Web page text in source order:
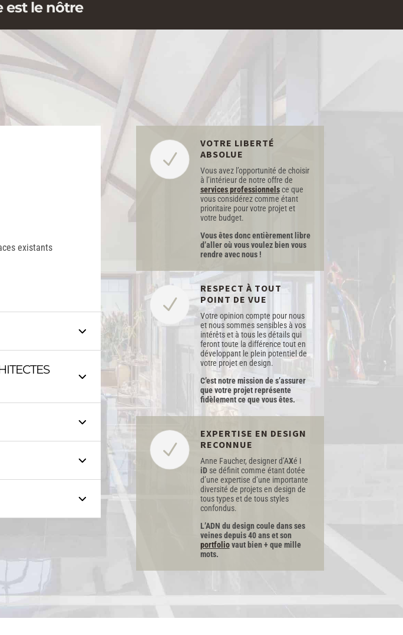
est le nôtre
existants
N
VOTRE LIBERTÉ
ABSOLUE
Vous avez l’opportunité de choisir
à l’intérieur de notre offre de
services professionnelsce que
vous considérez comme étant
prioritaire pour votre projet et
votre budget.
Vous êtes donc entièrement libre
d’aller où vous voulez bien vous
rendre avec nous !
N
RESPECT À TOUT
POINT DE VUE
Votre opinion compte pour nous
et nous sommes sensibles à vos
intérêts et à tous les détails qui
feront toute la différence tout en
développant le plein potentiel de
votre projet en design.
C’est notre mission de s’assurer
que votre projet représente
fidèlement ce que vous êtes.
N
EXPERTISE EN DESIGN
RECONNUE
Anne Faucher, designer d’AXé I
iDse définit comme étant dotée
d’une expertise d’une importante
diversité de projets en design de
tous types et de tous styles
confondus.
L’ADN du design coule dans ses
veines depuis 40 ans et son
portfoliovaut bien + que mille
mots.